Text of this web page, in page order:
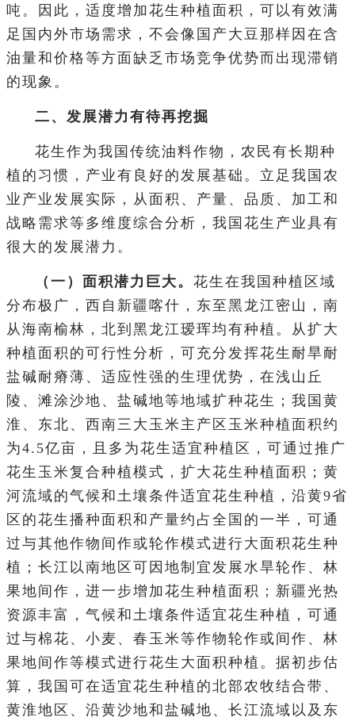
吨。因此，适度增加花生种植面积，可以有效满
足国内外市场需求，不会像国产大豆那样因在含
油量和价格等方面缺乏市场竞争优势而出现滞销
的现象。
二、发展潜力有待再挖掘
花生作为我国传统油料作物，农民有长期种
植的习惯，产业有良好的发展基础。立足我国农
业产业发展实际，从面积、产量、品质、加工和
战略需求等多维度综合分析，我国花生产业具有
很大的发展潜力。
（一）面积潜力巨大。 花生在我国种植区域
分布极广，西自新疆喀什，东至黑龙江密山，南
从海南榆林，北到黑龙江瑷珲均有种植。从扩大
种植面积的可行性分析，可充分发挥花生耐旱耐
盐碱耐瘠薄、适应性强的生理优势，在浅山丘
陵、滩涂沙地、盐碱地等地域扩种花生；我国黄
淮、东北、西南三大玉米主产区玉米种植面积约
为4.5亿亩，且多为花生适宜种植区，可通过推广
花生玉米复合种植模式，扩大花生种植面积；黄
河流域的气候和土壤条件适宜花生种植，沿黄9省
区的花生播种面积和产量约占全国的一半，可通
过与其他作物间作或轮作模式进行大面积花生种
植；长江以南地区可因地制宜发展水旱轮作、林
果地间作，进一步增加花生种植面积；新疆光热
资源丰富，气候和土壤条件适宜花生种植，可通
过与棉花、小麦、春玉米等作物轮作或间作、林
果地间作等模式进行花生大面积种植。据初步估
算，我国可在适宜花生种植的北部农牧结合带、
黄淮地区、沿黄沙地和盐碱地、长江流域以及东